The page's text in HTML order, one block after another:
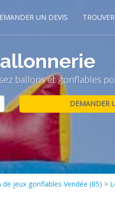
UN DEVIS
ballons et gonflables
de jeux gonflables Vendée (85) >